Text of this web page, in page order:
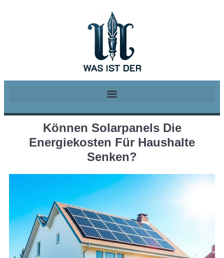
Können Solarpanels Die
Energiekosten Für Haushalte
Senken?